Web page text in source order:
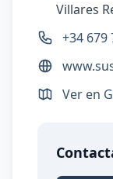
Villares
+34 679
Ver en